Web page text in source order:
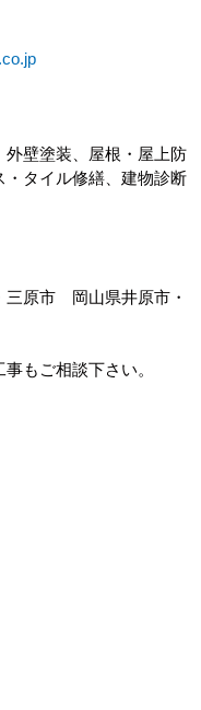
外壁塗装、屋根・屋上防
・タイル修繕、建物診断
三原市 岡山県井原市・
もご相談下さい。